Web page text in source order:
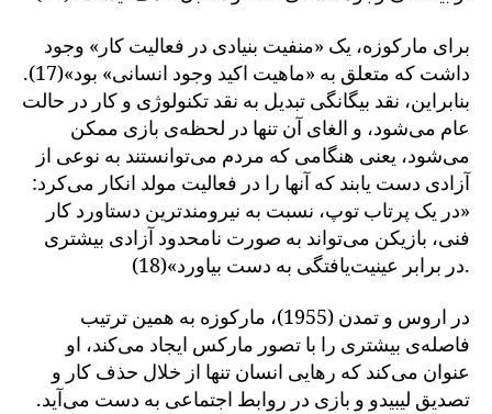
برای مارکوزه، یک «منفیت بنیادی در فعالیت کار» وجود
داشت که متعلق به «ماهیت اکید وجود انسانی» بود»(17).
بنابراین، نقد بیگانگی تبدیل به نقد تکنولوژی و کار در حالت
عام می‌شود، و الغای آن تنها در لحظه‌ی بازی ممکن
می‌شود، یعنی هنگامی که مردم می‌توانستند به نوعی از
آزادی دست یابند که آنها را در فعالیت مولد انکار می‌کرد:
«در یک پرتاب توپ، نسبت به نیرومندترین دستاورد کار
فنی، بازیکن می‌تواند به صورت نامحدود آزادی بیشتری
در برابر عینیت‌یافتگی به دست بیاورد»(18).
در اروس و تمدن (1955)، مارکوزه به همین ترتیب
فاصله‌ی بیشتری را با تصور مارکس ایجاد می‌کند، او
عنوان می‌کند که رهایی انسان تنها از خلال حذف کار و
تصدیق لیبیدو و بازی در روابط اجتماعی به دست می‌آید.